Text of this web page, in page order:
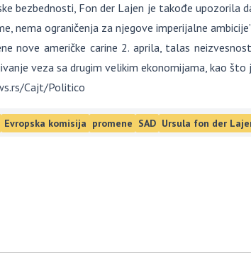
bezbednosti, Fon der Lajen je takođe upozorila
nema ograničenja za njegove imperijalne
nove američke carine 2. aprila, talas
veza sa drugim velikim ekonomijama, kao što
Cajt/Politico
Evropska komisija promene SAD Ursula fon der